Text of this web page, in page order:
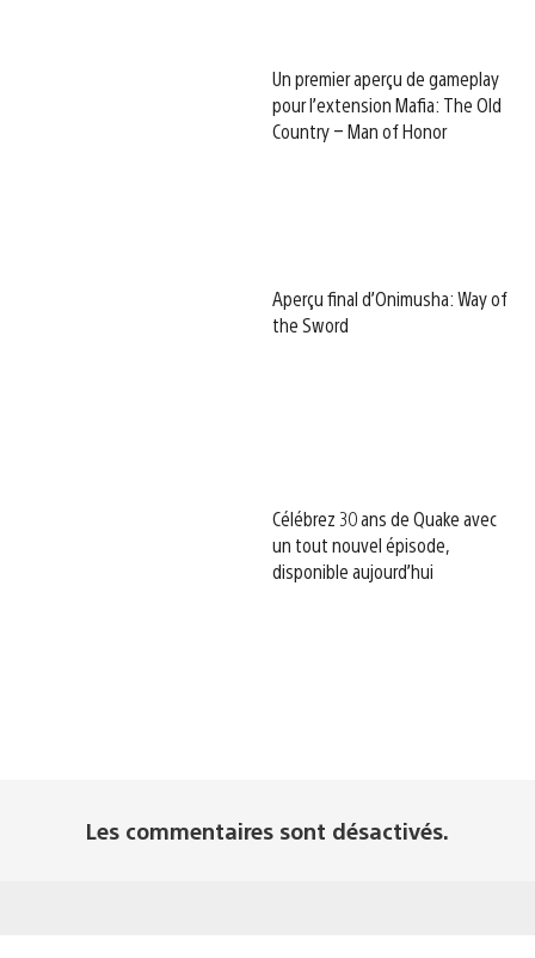
Un premier aperçu de gameplay
pour l’extension Mafia: The Old
Country – Man of Honor
Aperçu final d’Onimusha: Way of
the Sword
Célébrez 30 ans de Quake avec
un tout nouvel épisode,
disponible aujourd’hui
Les commentaires sont désactivés.